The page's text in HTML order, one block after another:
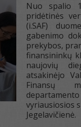
Nuo spalio
pridėtinės
(i.SAF)
gabenimo
prekybos,
finansininkų
naujovių
atsakinėjo
Finansų
vyriausiosios